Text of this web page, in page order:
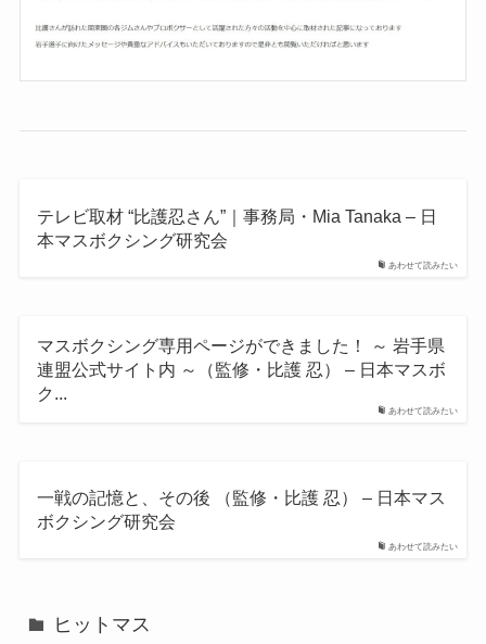
あわせて読みたい
テレビ取材 “比護忍さん”｜事務局・Mia Tanaka – 日
本マスボクシング研究会
あわせて読みたい
マスボクシング専用ページができました！ ～ 岩手県
連盟公式サイト内 ～（監修・比護 忍） – 日本マスボ
ク...
あわせて読みたい
一戦の記憶と、その後 （監修・比護 忍） – 日本マス
ボクシング研究会
ヒットマス